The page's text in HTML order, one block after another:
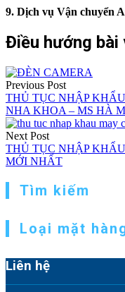
9. Dịch vụ Vận chuyển
Điều hướng bài
Previous Post
THỦ TỤC NHẬP
NHA KHOA – MS HÀ
Next Post
THỦ TỤC NHẬP
MỚI NHẤT
Tìm kiếm
Loại mặt
Liên hệ